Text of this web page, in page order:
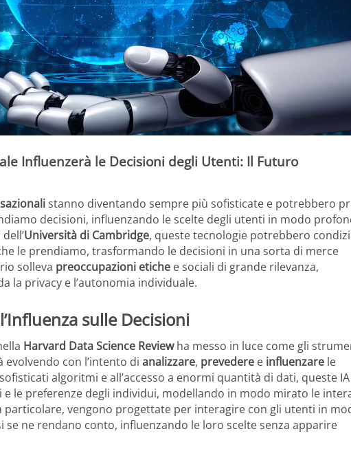
Influenzerà le Decisioni degli Utenti: Il Futuro
stanno diventando sempre più sofisticate e potrebbero
decisioni, influenzando le scelte degli utenti in modo
Università di Cambridge, queste tecnologie potrebbero
le prendiamo, trasformando le decisioni in una sorta di merce
solleva preoccupazioni etiche e sociali di grande rilevanza,
la privacy e l’autonomia individuale.
sulle Decisioni
Harvard Data Science Reviewha messo in luce come gli
evolvendo con l’intento di analizzare, prevedere e influenzare le
algoritmi e all’accesso a enormi quantità di dati, queste
e le preferenze degli individui, modellando in modo mirato le
particolare, vengono progettate per interagire con gli utenti in
se ne rendano conto, influenzando le loro scelte senza apparire